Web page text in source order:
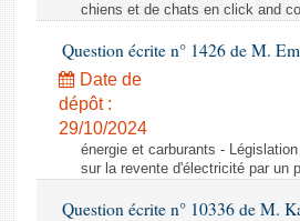
chiens et de chats en click and
Question écrite n° 1426 de M.
Date de
dépôt :
29/10/2024
énergie et carburants -
sur la revente d'électricité par un
Question écrite n° 10336 de M.